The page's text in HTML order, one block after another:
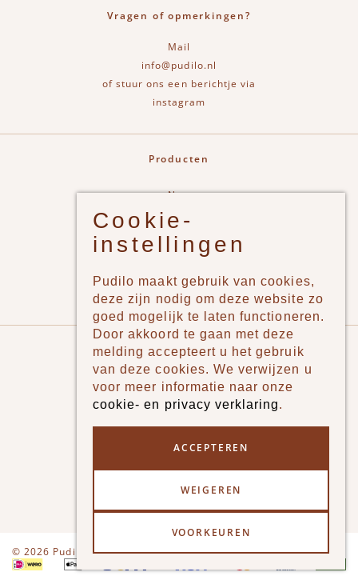
Vragen of opmerkingen?
Mail
info@pudilo.nl
of stuur ons een berichtje via
instagram
Producten
New
Jongens
Meisjes
Merken
Pudilo
Over ons
Algemene voorwaarden
Klantenservice - Ruilen & Retourneren
© 2026 Pudilo DisclaimerPrivacy
Cookie-
instellingen
Pudilo maakt gebruik van cookies,
deze zijn nodig om deze website zo
goed mogelijk te laten functioneren.
Door akkoord te gaan met deze
melding accepteert u het gebruik
van deze cookies. We verwijzen u
voor meer informatie naar onze
cookie- en privacy verklaring.
ACCEPTEREN
WEIGEREN
VOORKEUREN